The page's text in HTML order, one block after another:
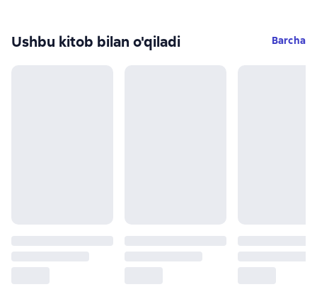
Ushbu kitob bilan o'qiladi Barcha